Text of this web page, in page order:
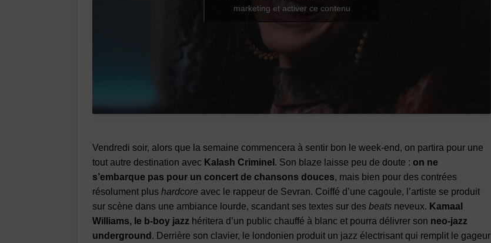
marketing et activer ce contenu
Vendredi soir, alors que la semaine commencera à sentir bon le week-end, on partira pour une
tout autre destination avec Kalash Criminel . Son blaze laisse peu de doute : on ne
s’embarque pas pour un concert de chansons douces, mais bien pour des contrées
résolument plus hardcore avec le rappeur de Sevran. Coiffé d’une cagoule, l’artiste se produit
sur scène dans une ambiance lourde, scandant ses textes sur des beats neveux. Kamaal
Williams, le b-boy jazz héritera d’un public chauffé à blanc et pourra délivrer son neo-jazz
underground . Derrière son clavier, le londonien produit un jazz électrisant qui remplit le gageur